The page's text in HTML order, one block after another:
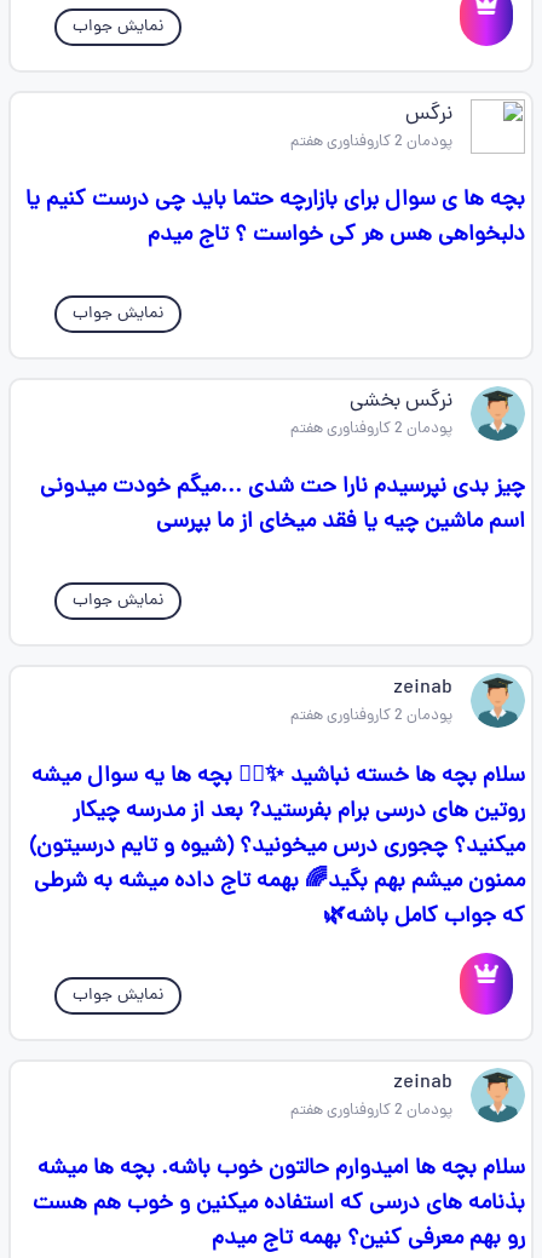
نمایش جواب
نرگس
پودمان 2 کاروفناوری هفتم
بچه ها ی سوال برای بازارچه حتما باید چی درست کنیم یا
دلبخواهی هس هر کی خواست ؟ تاج میدم
نمایش جواب
نرگس بخشی
پودمان 2 کاروفناوری هفتم
چیز بدی نپرسیدم نارا حت شدی ...میگم خودت میدونی
اسم ماشین چیه یا فقد میخای از ما بپرسی
نمایش جواب
zeinab
پودمان 2 کاروفناوری هفتم
سلام بچه ها خسته نباشید ✨🧚‍♀️ بچه ها یه سوال میشه
روتین های درسی برام بفرستید? بعد از مدرسه چیکار
میکنید؟ چجوری درس میخونید؟ (شیوه و تایم درسیتون)
ممنون میشم بهم بگید🌈 بهمه تاج داده میشه به شرطی
که جواب کامل باشه🌿
نمایش جواب
zeinab
پودمان 2 کاروفناوری هفتم
سلام بچه ها امیدوارم حالتون خوب باشه. بچه ها میشه
بذنامه های درسی که استفاده میکنین و خوب هم هست
رو بهم معرفی کنین؟ بهمه تاج میدم